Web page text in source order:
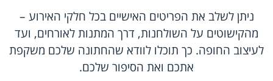
ניתן לשלב את הפריטים האישיים בכל חלקי האירוע –
מהקישוטים על השולחנות, דרך המתנות לאורחים, ועד
לעיצוב החופה. כך תוכלו לוודא שהחתונה שלכם משקפת
אתכם ואת הסיפור שלכם.